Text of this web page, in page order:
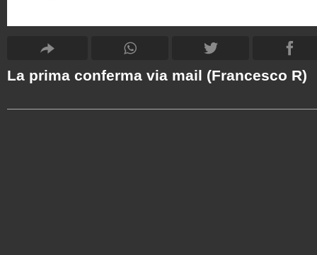
La prima conferma via mail (Francesco R)